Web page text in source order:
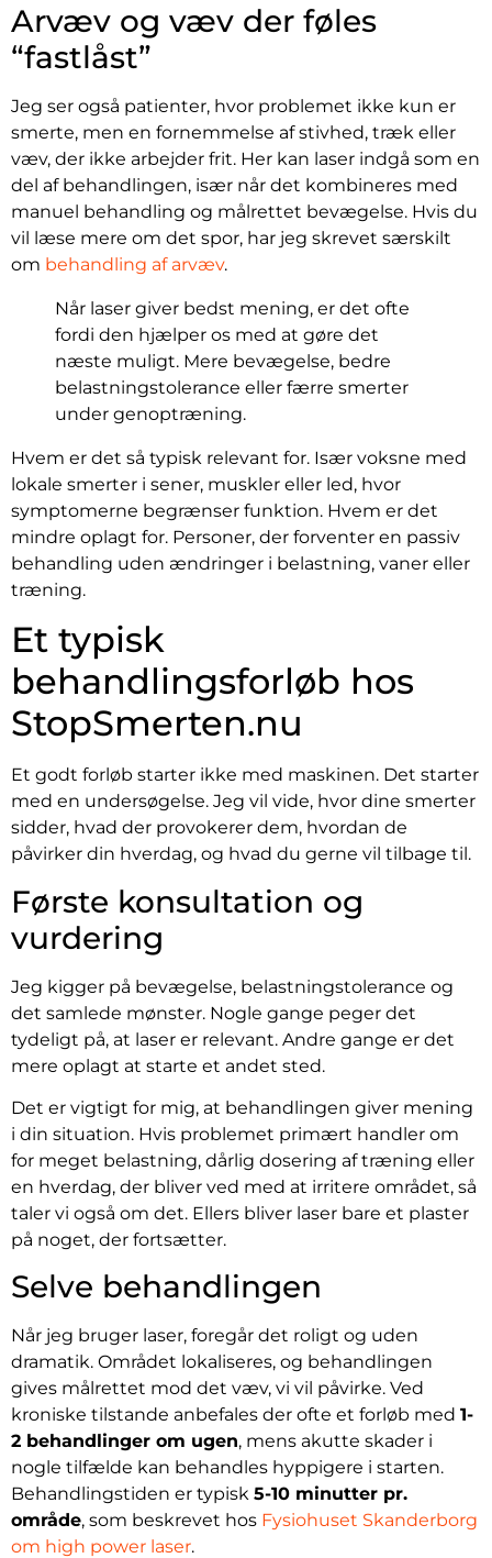
Arvæv og væv der føles
“fastlåst”
Jeg ser også patienter, hvor problemet ikke kun er
smerte, men en fornemmelse af stivhed, træk eller
væv, der ikke arbejder frit. Her kan laser indgå som en
del af behandlingen, især når det kombineres med
manuel behandling og målrettet bevægelse. Hvis du
vil læse mere om det spor, har jeg skrevet særskilt
om behandling af arvæv.
Når laser giver bedst mening, er det ofte
fordi den hjælper os med at gøre det
næste muligt. Mere bevægelse, bedre
belastningstolerance eller færre smerter
under genoptræning.
Hvem er det så typisk relevant for. Især voksne med
lokale smerter i sener, muskler eller led, hvor
symptomerne begrænser funktion. Hvem er det
mindre oplagt for. Personer, der forventer en passiv
behandling uden ændringer i belastning, vaner eller
træning.
Et typisk
behandlingsforløb hos
StopSmerten.nu
Et godt forløb starter ikke med maskinen. Det starter
med en undersøgelse. Jeg vil vide, hvor dine smerter
sidder, hvad der provokerer dem, hvordan de
påvirker din hverdag, og hvad du gerne vil tilbage til.
Første konsultation og
vurdering
Jeg kigger på bevægelse, belastningstolerance og
det samlede mønster. Nogle gange peger det
tydeligt på, at laser er relevant. Andre gange er det
mere oplagt at starte et andet sted.
Det er vigtigt for mig, at behandlingen giver mening
i din situation. Hvis problemet primært handler om
for meget belastning, dårlig dosering af træning eller
en hverdag, der bliver ved med at irritere området, så
taler vi også om det. Ellers bliver laser bare et plaster
på noget, der fortsætter.
Selve behandlingen
Når jeg bruger laser, foregår det roligt og uden
dramatik. Området lokaliseres, og behandlingen
gives målrettet mod det væv, vi vil påvirke. Ved
kroniske tilstande anbefales der ofte et forløb med 1-
2 behandlinger om ugen, mens akutte skader i
nogle tilfælde kan behandles hyppigere i starten.
Behandlingstiden er typisk 5-10 minutter pr.
område, som beskrevet hos Fysiohuset Skanderborg
om high power laser.